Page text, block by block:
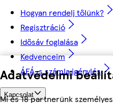
Adatvédelmi
Mi és 18 partnerünk
Hogyan rendelj tőlünk?
Regisztráció
Idősáv foglalása
Kedvenceim
ÁFÁ-s számla igénylés
Kapcsolat